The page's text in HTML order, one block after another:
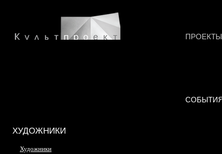
ПРОЕКТЫ
ХУДОЖНИКИ
Художники